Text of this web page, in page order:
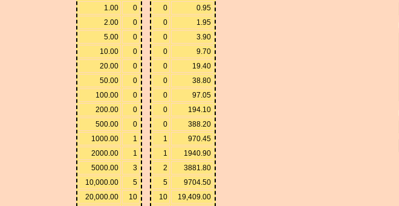
1.00
0
2.00
0
5.00
0
10.00
0
20.00
0
50.00
0
100.00
0
200.00
0
500.00
0
1000.00
1
2000.00
1
5000.00
3
10,000.00
5
20,000.00
10
0
0.95
0
1.95
0
3.90
0
9.70
0
19.40
0
38.80
0
97.05
0
194.10
0
388.20
1
970.45
1
1940.90
2
3881.80
5
9704.50
10
19,409.00